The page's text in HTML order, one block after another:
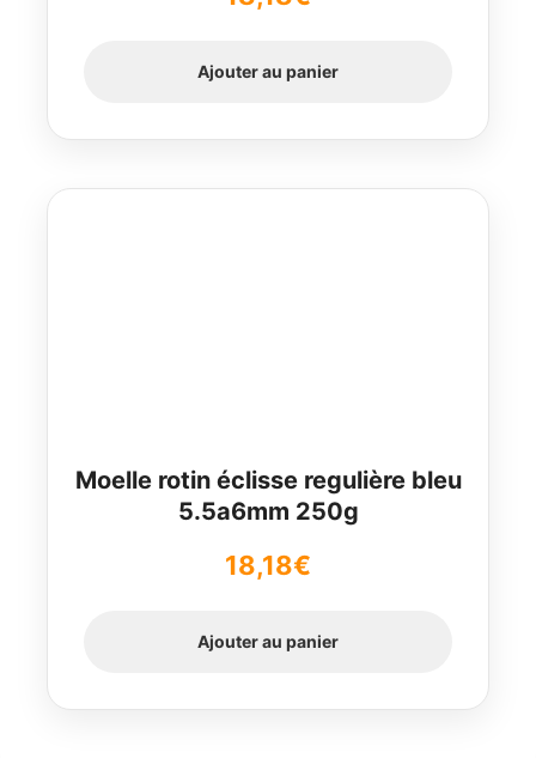
Ajouter au panier
Moelle rotin éclisse regulière bleu
5.5a6mm 250g
18,18€
Ajouter au panier